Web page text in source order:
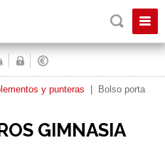
y punteras
Bolso porta
GIMNASIA